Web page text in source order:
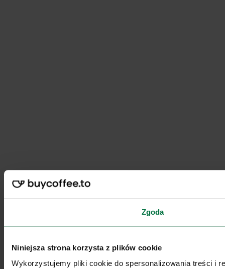
Zgoda
Niniejsza strona korzysta z plików cookie
Wykorzystujemy pliki cookie do spersonalizowania treści i